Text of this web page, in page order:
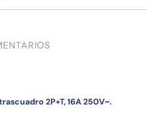
2P+T, 16A 250V~.